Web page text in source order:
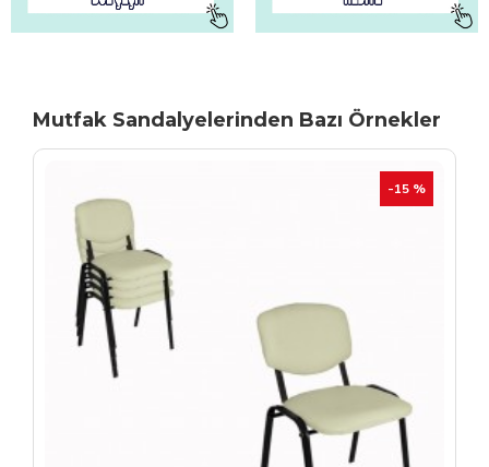
Mutfak Sandalyelerinden Bazı Örnekler
TÜKENIYOR